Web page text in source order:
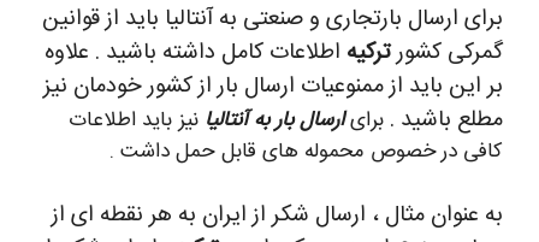
برای ارسال بارتجاری و صنعتی به آنتالیا باید از قوانین
گمرکی کشورترکیه اطلاعات کامل داشته باشید . علاوه
بر این باید از ممنوعیات ارسال بار از کشور خودمان نیز
مطلع باشید . برایارسال بار به آنتالیا نیز باید اطلاعات
کافی در خصوص محموله های قابل حمل داشت .
به عنوان مثال ، ارسال شکر از ایران به هر نقطه ای از